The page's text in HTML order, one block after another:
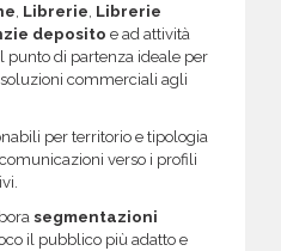
, Librerie, Librerie
deposito e ad attività
punto di partenza ideale per
commerciali agli
per territorio e tipologia
verso i profili
segmentazioni
il pubblico più adatto e